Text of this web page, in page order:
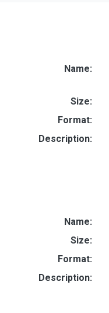
Name:
Size:
Format:
Description:
Name:
Size:
Format:
Description: